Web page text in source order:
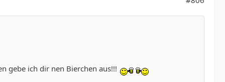
gebe ich dir nen Bierchen aus!!!